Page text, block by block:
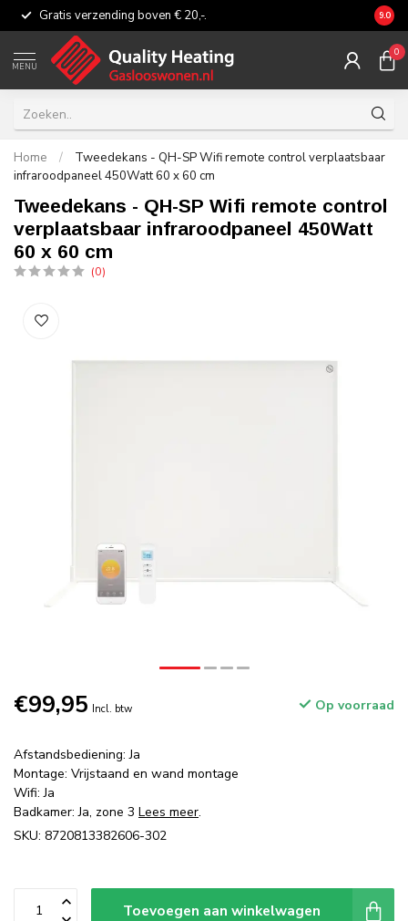
Gratis verzending boven € 20,-. 9.0
MENU
0
Home /
Tweedekans - QH-SP Wifi remote control verplaatsbaar
infraroodpaneel 450Watt 60 x 60 cm
Tweedekans - QH-SP Wifi remote control
verplaatsbaar infraroodpaneel 450Watt
60 x 60 cm
(0)
€99,95 Incl. btw Op voorraad
Afstandsbediening: Ja
Montage: Vrijstaand en wand montage
Wifi: Ja
Badkamer: Ja, zone 3 Lees meer.
SKU: 8720813382606-302
Toevoegen aan winkelwagen